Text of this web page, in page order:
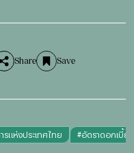
Share Save
รแห่งประเทศไทย #อัตราดอกเบี้ย